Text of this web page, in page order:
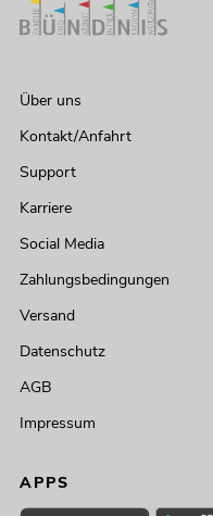
Über uns
Kontakt/Anfahrt
Support
Karriere
Social Media
Zahlungsbedingungen
Versand
Datenschutz
AGB
Impressum
APPS